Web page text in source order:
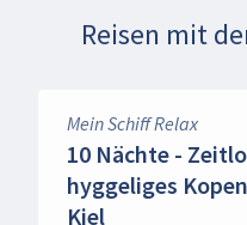
Reisen mit
Mein Schiff Relax
10 Nächte -
hyggeliges
Kiel